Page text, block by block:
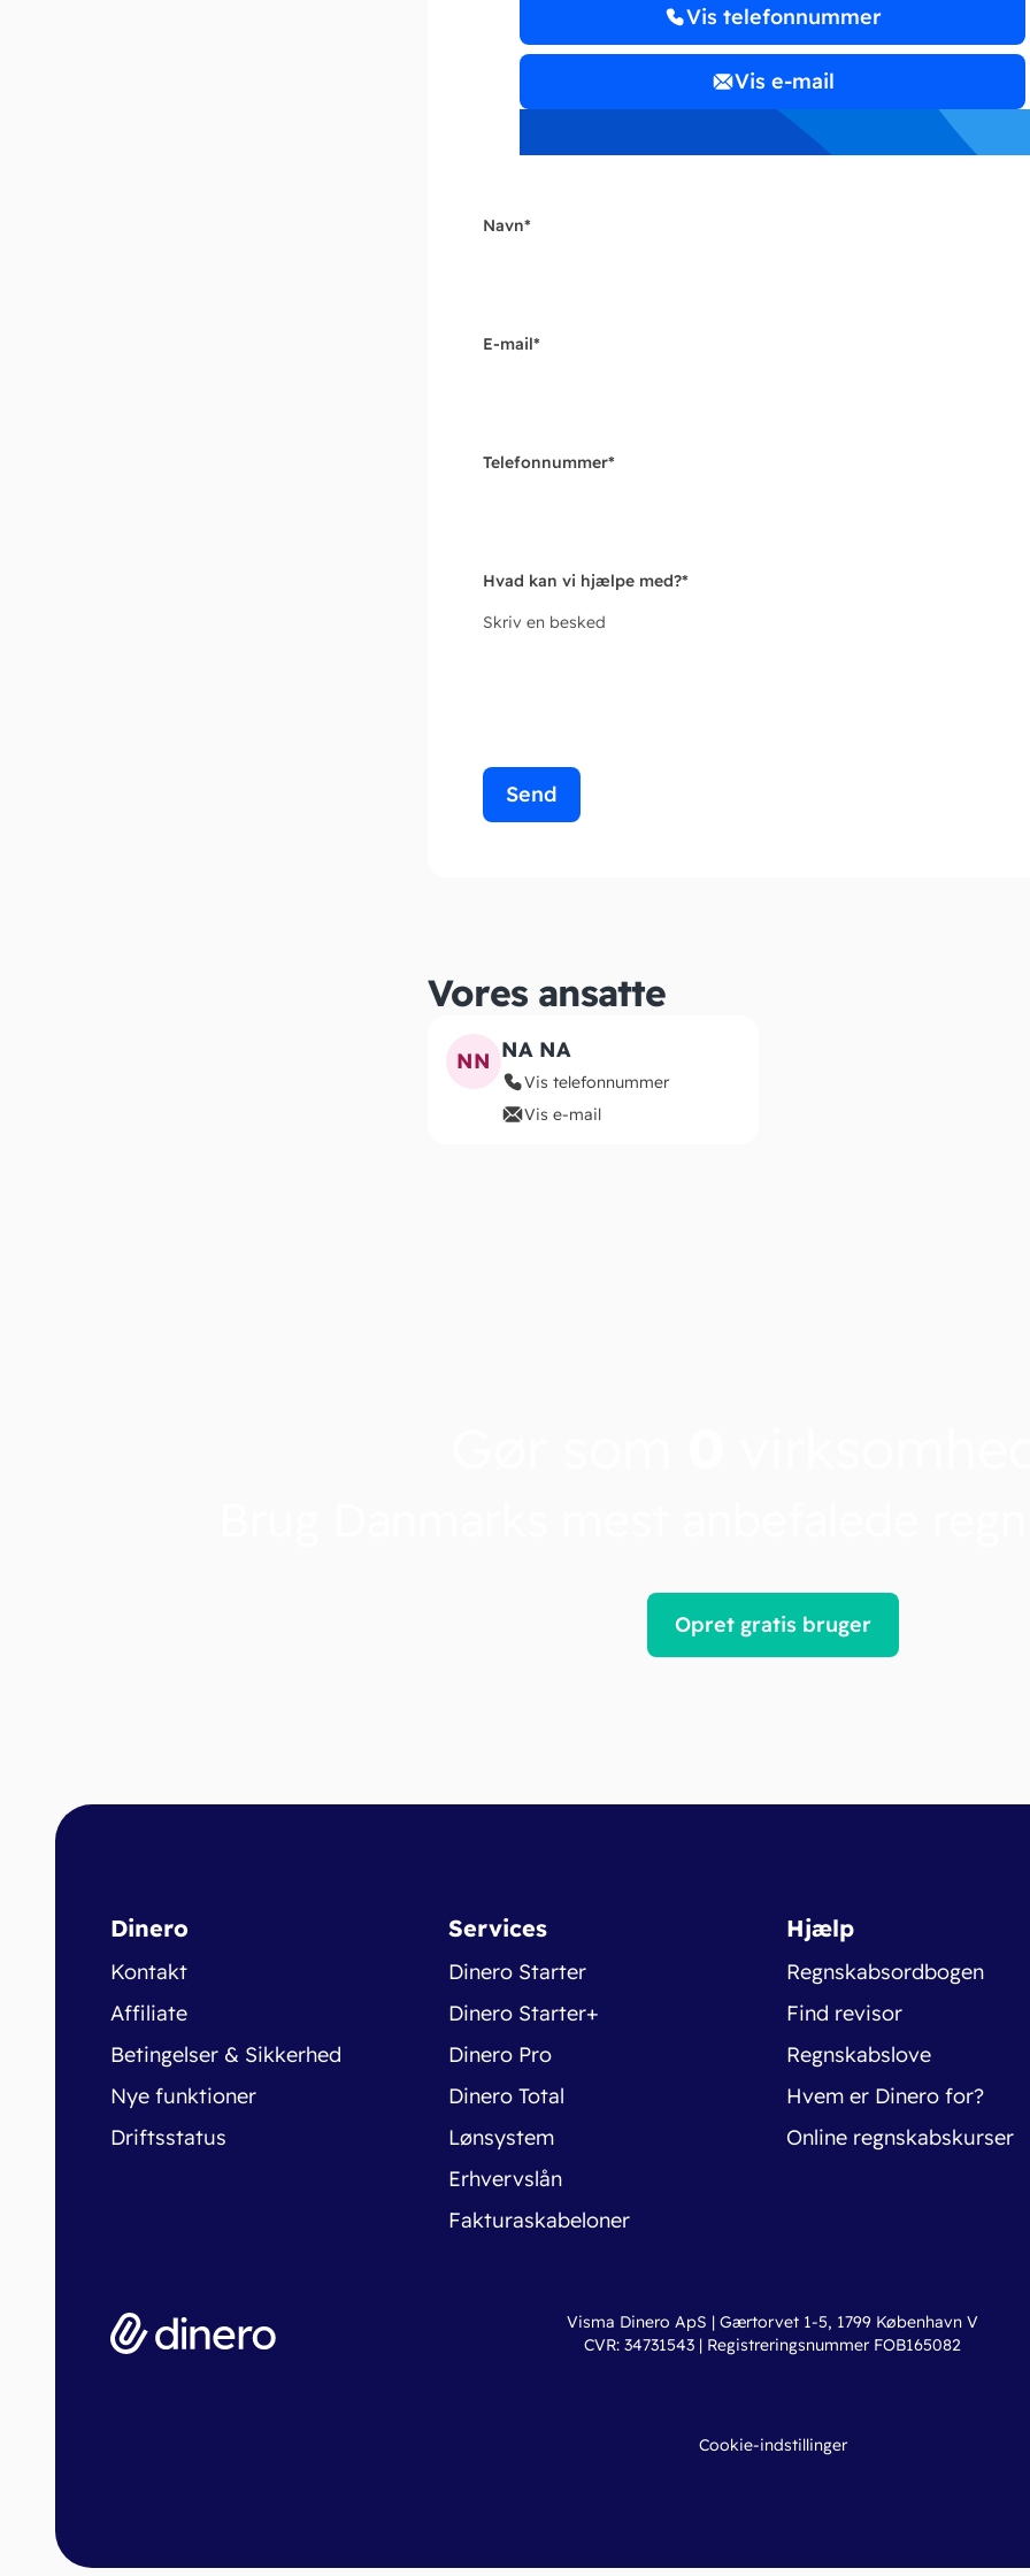
Vis telefonnummer
Vis e-mail
Navn*
E-mail*
Telefonnummer*
Hvad kan vi hjælpe med?*
Skriv en besked
Send
Vores ansatte
NN NA NA
Vis telefonnummer
Vis e-mail
Opret gratis bruger
Dinero
Kontakt
Affiliate
Betingelser & Sikkerhed
Nye funktioner
Driftsstatus
Services
Dinero Starter
Dinero Starter+
Dinero Pro
Dinero Total
Lønsystem
Erhvervslån
Fakturaskabeloner
Hjælp
Regnskabsordbogen
Find revisor
Regnskabslove
Hvem er Dinero for?
Online regnskabskurser
Visma Dinero ApS | Gærtorvet 1-5, 1799 København V
CVR: 34731543 | Registreringsnummer FOB165082
Cookie-indstillinger